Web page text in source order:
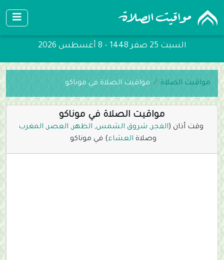
السبت 25 صفر 1448 - 8 أغسطس 2026
مواقيت الصلاة مواقيت الصلاة في موناكو
مواقيت الصلاة في موناكو
وقت أذان (الفجر, شروق الشمس, الظهر, العصر, المغرب
وصلاة العشاء) في موناكو